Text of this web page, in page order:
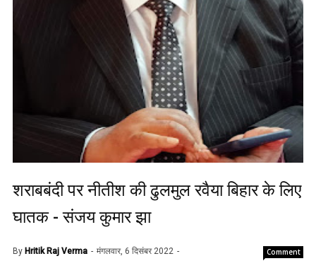
शराबबंदी पर नीतीश की ढुलमुल रवैया बिहार के लिए
घातक - संजय कुमार झा
By Hritik Raj Verma मंगलवार, 6 दिसंबर 2022 Comment